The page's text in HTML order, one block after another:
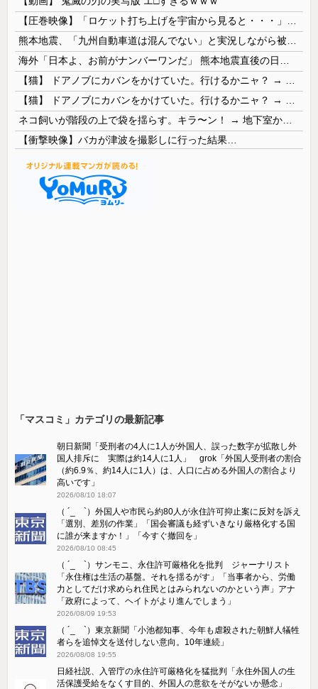
【衝撃映像】バカが津波を撮影しに行った結果…
「マスコミ」カテゴリの最新記事
朝日新聞「受刑者の4人に1人が外国人、誤った数字が拡散し外
国人排斥に 実際は約14人に1人」 grok「外国人受刑者の割合
（約6.9％、約14人に1人）は、人口に占める外国人の割合より
高いです」
2026/08/10 18:07
（ ´_ゝ`）外国人や市民ら約80人が永住許可抑止案に反対を訴え
「選別、差別の作業」「国会審議も経ずいきなり厳格化する国
に誰が来ますか！」「今すぐ撤回を」
2026/08/10 08:45
（ ´_ゝ`）サンモニ、永住許可厳格化を批判 ジャーナリスト
「永住権は生活の基盤。それを揺るがす」「当事者から、労働
力としてだけ求められ住民とはみられないのかという声」アナ
「政府によって、ヘイトがより進んでしまう」
2026/08/09 19:53
（ ´_ゝ`）東京新聞「小池都知事、今年も虐殺された朝鮮人犠牲
者らを追悼文を送付しない意向。10年連続」
2026/08/08 19:55
日経社説、入管庁の永住許可厳格化を猛批判「永住外国人の生
活保護受給をなくす目的、外国人の意欲をそがないか懸念」